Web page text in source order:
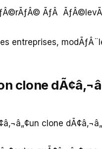
ÃƒÂ
entreprises,
clone
clone